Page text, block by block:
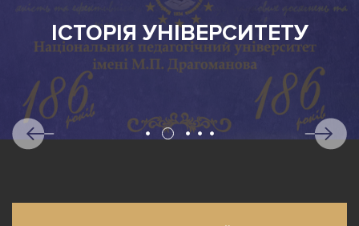
ІСТОРІЯ УНІВЕРСИТЕТУ